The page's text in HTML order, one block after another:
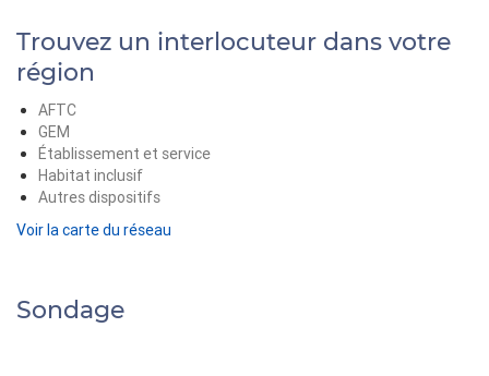
Trouvez un interlocuteur dans votre
région
AFTC
GEM
Établissement et service
Habitat inclusif
Autres dispositifs
Voir la carte du réseau
Sondage